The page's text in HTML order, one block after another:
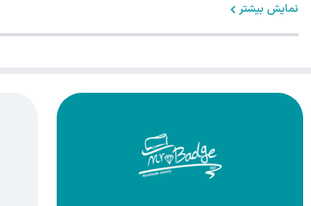
نمایش بیشتر